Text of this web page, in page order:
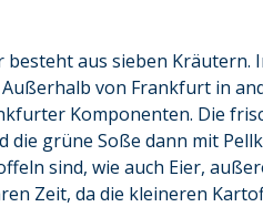
besteht aus sieben
von Frankfurt in
Komponenten. Die
grüne Soße dann mit
sind, wie auch Eier,
Zeit, da die kleineren